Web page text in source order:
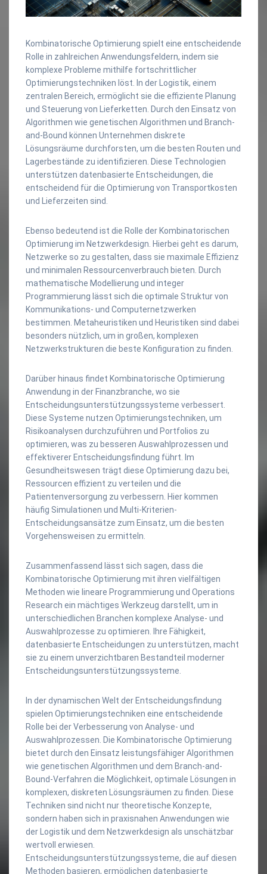
Kombinatorische Optimierung spielt eine entscheidende
Rolle in zahlreichen Anwendungsfeldern, indem sie
komplexe Probleme mithilfe fortschrittlicher
Optimierungstechniken löst. In der Logistik, einem
zentralen Bereich, ermöglicht sie die effiziente Planung
und Steuerung von Lieferketten. Durch den Einsatz von
Algorithmen wie genetischen Algorithmen und Branch-
and-Bound können Unternehmen diskrete
Lösungsräume durchforsten, um die besten Routen und
Lagerbestände zu identifizieren. Diese Technologien
unterstützen datenbasierte Entscheidungen, die
entscheidend für die Optimierung von Transportkosten
und Lieferzeiten sind.
Ebenso bedeutend ist die Rolle der Kombinatorischen
Optimierung im Netzwerkdesign. Hierbei geht es darum,
Netzwerke so zu gestalten, dass sie maximale Effizienz
und minimalen Ressourcenverbrauch bieten. Durch
mathematische Modellierung und integer
Programmierung lässt sich die optimale Struktur von
Kommunikations- und Computernetzwerken
bestimmen. Metaheuristiken und Heuristiken sind dabei
besonders nützlich, um in großen, komplexen
Netzwerkstrukturen die beste Konfiguration zu finden.
Darüber hinaus findet Kombinatorische Optimierung
Anwendung in der Finanzbranche, wo sie
Entscheidungsunterstützungssysteme verbessert.
Diese Systeme nutzen Optimierungstechniken, um
Risikoanalysen durchzuführen und Portfolios zu
optimieren, was zu besseren Auswahlprozessen und
effektiverer Entscheidungsfindung führt. Im
Gesundheitswesen trägt diese Optimierung dazu bei,
Ressourcen effizient zu verteilen und die
Patientenversorgung zu verbessern. Hier kommen
häufig Simulationen und Multi-Kriterien-
Entscheidungsansätze zum Einsatz, um die besten
Vorgehensweisen zu ermitteln.
Zusammenfassend lässt sich sagen, dass die
Kombinatorische Optimierung mit ihren vielfältigen
Methoden wie lineare Programmierung und Operations
Research ein mächtiges Werkzeug darstellt, um in
unterschiedlichen Branchen komplexe Analyse- und
Auswahlprozesse zu optimieren. Ihre Fähigkeit,
datenbasierte Entscheidungen zu unterstützen, macht
sie zu einem unverzichtbaren Bestandteil moderner
Entscheidungsunterstützungssysteme.
In der dynamischen Welt der Entscheidungsfindung
spielen Optimierungstechniken eine entscheidende
Rolle bei der Verbesserung von Analyse- und
Auswahlprozessen. Die Kombinatorische Optimierung
bietet durch den Einsatz leistungsfähiger Algorithmen
wie genetischen Algorithmen und dem Branch-and-
Bound-Verfahren die Möglichkeit, optimale Lösungen in
komplexen, diskreten Lösungsräumen zu finden. Diese
Techniken sind nicht nur theoretische Konzepte,
sondern haben sich in praxisnahen Anwendungen wie
der Logistik und dem Netzwerkdesign als unschätzbar
wertvoll erwiesen.
Entscheidungsunterstützungssysteme, die auf diesen
Methoden basieren, ermöglichen datenbasierte